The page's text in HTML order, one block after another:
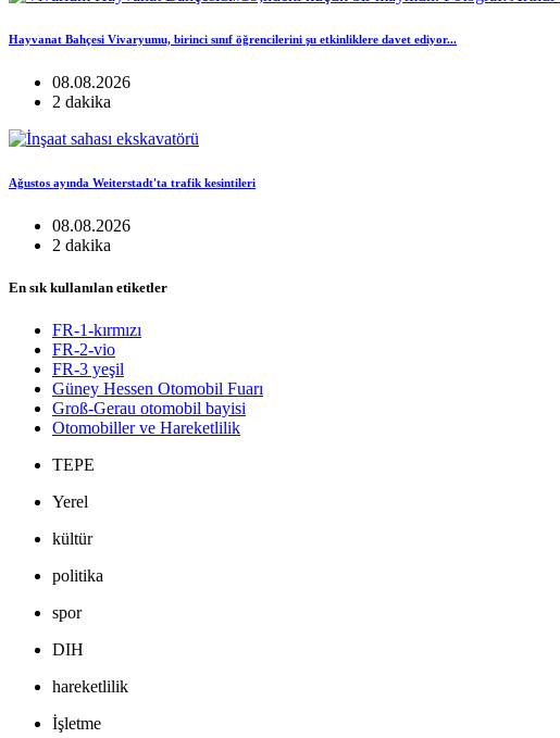
Hayvanat Bahçesi Vivaryumu, birinci sınıf öğrencilerini şu etkinliklere davet ediyor...
08.08.2026
2 dakika
Ağustos ayında Weiterstadt'ta trafik kesintileri
08.08.2026
2 dakika
En sık kullanılan etiketler
FR-1-kırmızı
FR-2-vio
FR-3 yeşil
Güney Hessen Otomobil Fuarı
Groß-Gerau otomobil bayisi
Otomobiller ve Hareketlilik
TEPE
Yerel
kültür
politika
spor
DIH
hareketlilik
İşletme